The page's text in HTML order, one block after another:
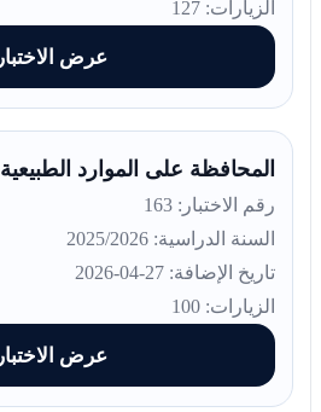
الزيارات: 127
عرض الاختبار
المحافظة على الموارد الطبيعية
رقم الاختبار: 163
السنة الدراسية: 2025/2026
تاريخ الإضافة: 27-04-2026
الزيارات: 100
عرض الاختبار